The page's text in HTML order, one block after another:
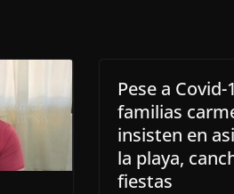
Pese a Covid-
familias
insisten en
la playa,
fiestas